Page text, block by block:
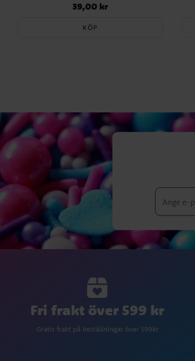
Pris:39,00 kr
39,00 kr
KÖP
Fri frakt över 599 kr
Gratis frakt på beställningar över 599kr